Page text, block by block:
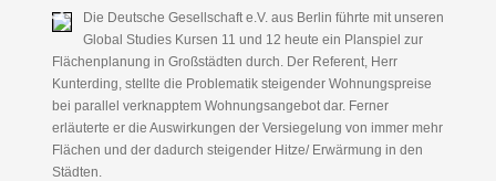
Die Deutsche Gesellschaft e.V. aus Berlin führte mit unseren
Global Studies Kursen 11 und 12 heute ein Planspiel zur
Flächenplanung in Großstädten durch. Der Referent, Herr
Kunterding, stellte die Problematik steigender Wohnungspreise
bei parallel verknapptem Wohnungsangebot dar. Ferner
erläuterte er die Auswirkungen der Versiegelung von immer mehr
Flächen und der dadurch steigender Hitze/ Erwärmung in den
Städten.